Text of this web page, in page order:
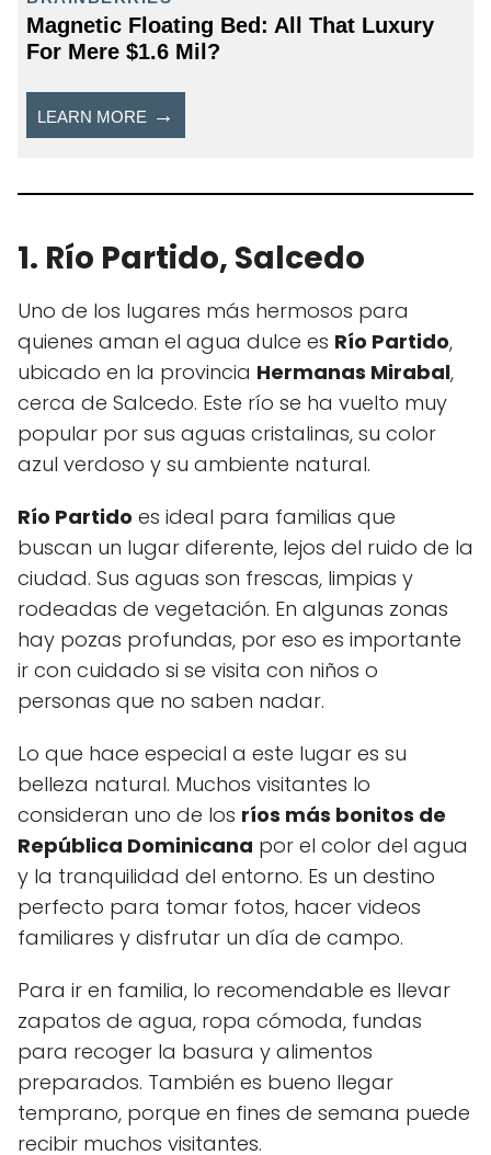
1. Río Partido, Salcedo
Uno de los lugares más hermosos para
quienes aman el agua dulce es Río Partido,
ubicado en la provincia Hermanas Mirabal,
cerca de Salcedo. Este río se ha vuelto muy
popular por sus aguas cristalinas, su color
azul verdoso y su ambiente natural.
Río Partido es ideal para familias que
buscan un lugar diferente, lejos del ruido de la
ciudad. Sus aguas son frescas, limpias y
rodeadas de vegetación. En algunas zonas
hay pozas profundas, por eso es importante
ir con cuidado si se visita con niños o
personas que no saben nadar.
Lo que hace especial a este lugar es su
belleza natural. Muchos visitantes lo
consideran uno de los ríos más bonitos de
República Dominicana por el color del agua
y la tranquilidad del entorno. Es un destino
perfecto para tomar fotos, hacer videos
familiares y disfrutar un día de campo.
Para ir en familia, lo recomendable es llevar
zapatos de agua, ropa cómoda, fundas
para recoger la basura y alimentos
preparados. También es bueno llegar
temprano, porque en fines de semana puede
recibir muchos visitantes.